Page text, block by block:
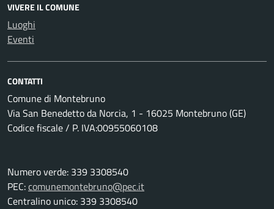
VIVERE IL COMUNE
Luoghi
Eventi
CONTATTI
Comune di Montebruno
Via San Benedetto da Norcia, 1 - 16025 Montebruno (GE)
Codice fiscale / P. IVA:00955060108
Numero verde: 339 3308540
PEC:comunemontebruno@pec.it
Centralino unico: 339 3308540